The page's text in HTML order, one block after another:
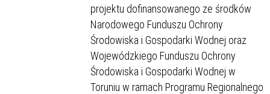
projektu dofinansowanego ze środków
Narodowego Funduszu Ochrony
Środowiska i Gospodarki Wodnej oraz
Wojewódzkiego Funduszu Ochrony
Środowiska i Gospodarki Wodnej w
Toruniu w ramach Programu Regionalnego